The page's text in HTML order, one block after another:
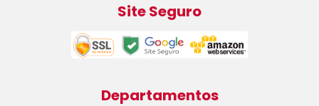
Site Seguro
Departamentos